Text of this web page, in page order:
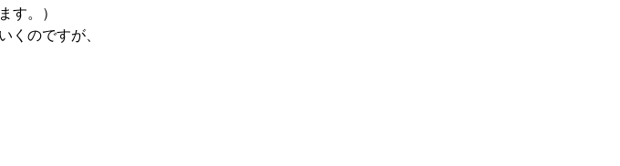
す。）
くのですが、